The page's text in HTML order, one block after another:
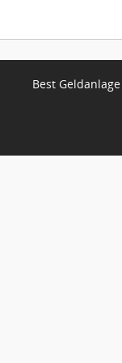
Best Geldanlage